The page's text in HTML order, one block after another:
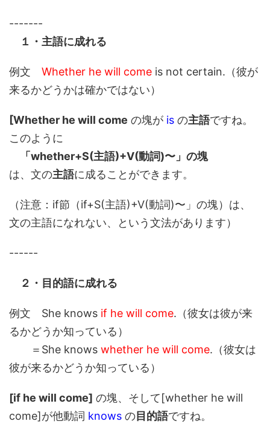
-------
１・主語に成れる
例文 Whether he will come is not certain.（彼が
来るかどうかは確かではない）
[Whether he will come の塊が is の主語ですね。
このように
「whether+S(主語)+V(動詞)〜」の塊
は、文の主語に成ることができます。
（注意：if節（if+S(主語)+V(動詞)〜」の塊）は、
文の主語になれない、という文法があります）
------
２・目的語に成れる
例文 She knows if he will come.（彼女は彼が来
るかどうか知っている）
＝She knows whether he will come.（彼女は
彼が来るかどうか知っている）
[if he will come] の塊、そして[whether he will
come]が他動詞 knows の目的語ですね。